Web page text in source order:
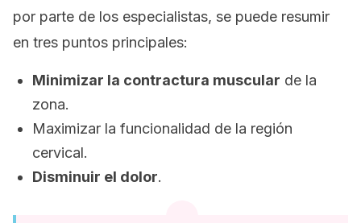
por parte de los especialistas, se puede resumir
en tres puntos principales:
Minimizar la contractura muscular de la
zona.
Maximizar la funcionalidad de la región
cervical.
Disminuir el dolor.